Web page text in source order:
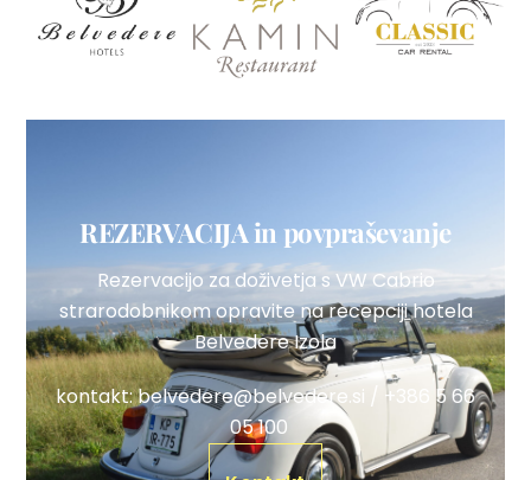
REZERVACIJA in povpraševanje
Rezervacijo za doživetja s VW Cabrio
strarodobnikom opravite na recepciji hotela
Belvedere Izola
kontakt: belvedere@belvedere.si / +386 5 66
05 100